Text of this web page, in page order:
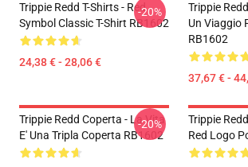
Trippie Redd T-Shirts - Red
Symbol Classic T-Shirt RB1602
24,38 € - 28,06 €
-20%
Trippie
Un Viaggio
RB1602
37,67 € -
Trippie Redd Coperta - La Vita
E' Una Tripla Coperta RB1602
-20%
Trippie
Red Logo